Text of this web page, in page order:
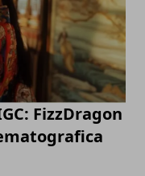
FizzDragon